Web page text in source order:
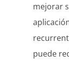
mejorar
puede